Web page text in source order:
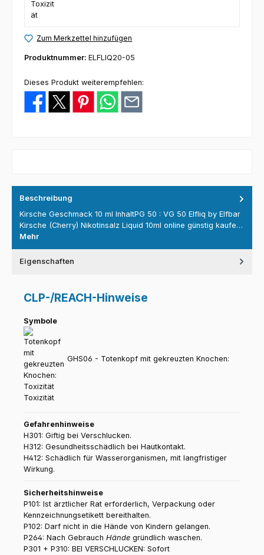
Zum Merkzettel hinzufügen
Produktnummer: ELFLIQ20-05
Dieses Produkt weiterempfehlen:
Beschreibung
Kirsche Geschmack 10 ml InhaltPG 50 : VG 50 Elfliq by Elfbar
Kirsche (Cherry) Nikotinsalz Liquid 10ml online günstig kaufe…
Mehr
Eigenschaften
CLP-/REACH-Hinweise
Symbole
GHS06 - Totenkopf mit gekreuzten Knochen:
Toxizität
Gefahrenhinweise
H301: Giftig bei Verschlucken.
H312: Gesundheitsschädlich bei Hautkontakt.
H412: Schädlich für Wasserorganismen, mit langfristiger
Wirkung.
Sicherheitshinweise
P101: Ist ärztlicher Rat erforderlich, Verpackung oder
Kennzeichnungsetikett bereithalten.
P102: Darf nicht in die Hände von Kindern gelangen.
P264: Nach Gebrauch Hände gründlich waschen.
P301 + P310: BEI VERSCHLUCKEN: Sofort